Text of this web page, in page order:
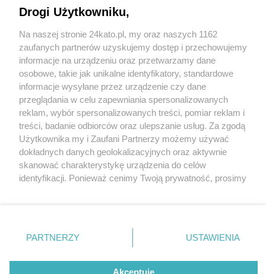
tajemnicze podziemia i szlak murali
6 / 15
Oswiecim starowka z
pieknym starym rynkiem
Wydawca mediów lokalnych
Nie zapomnij
zapoznać się z:
polityką prywatności regulamin korzystania z portali
Twojemiasto
Piekary Śląskie
Chorzów
Tarnowskie Góry
Gliwice
Skontakuj sięz nami
Kontakt
Wydawca
Redakcja
Drogi Użytkowniku,
Na naszej stronie 24kato.pl, my oraz naszych 1162
zaufanych partnerów uzyskujemy dostęp i przechowujemy
informacje na urządzeniu oraz przetwarzamy dane
osobowe, takie jak unikalne identyfikatory, standardowe
informacje wysyłane przez urządzenie czy dane
przeglądania w celu zapewniania spersonalizowanych
reklam, wybór spersonalizowanych treści, pomiar reklam i
treści, badanie odbiorców oraz ulepszanie usług. Za zgodą
Użytkownika my i Zaufani Partnerzy możemy używać
dokładnych danych geolokalizacyjnych oraz aktywnie
skanować charakterystykę urządzenia do celów
identyfikacji. Ponieważ cenimy Twoją prywatność, prosimy
prywatności znajdujący się w lewym dolnym rogu strony
. Niektóre rodzaje przetwarzania danych nie wymagają
zgody użytkownika, ale masz prawo sprzeciwić się
takiemu przetwarzaniu. Preferencje będą miały
PARTNERZY USTAWIENIA
Akceptuję